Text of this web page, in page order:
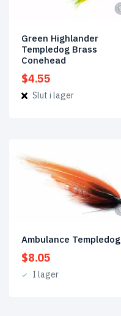
Green Highlander
Templedog Brass
Conehead
$4.55
Slut i lager
Ambulance Templedog
$8.05
I lager